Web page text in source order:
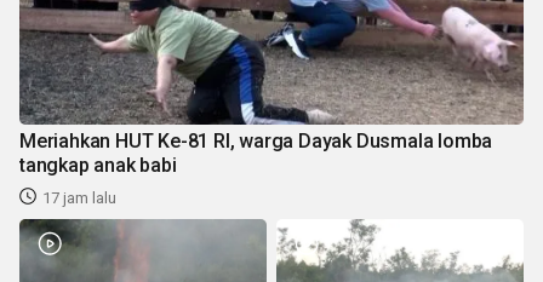
Meriahkan HUT Ke-81 RI, warga Dayak Dusmala lomba
tangkap anak babi
17 jam lalu